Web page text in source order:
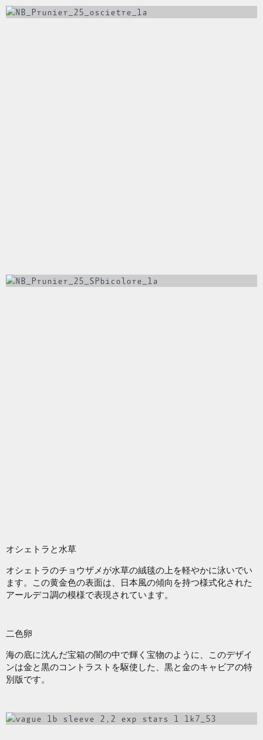
オシェトラと水草
オシェトラのチョウザメが水草の絨毯の上を軽やかに泳いでい
ます。この黄金色の表面は、日本風の傾向を持つ様式化された
アールデコ調の模様で表現されています。
二色卵
海の底に沈んだ宝箱の闇の中で輝く宝物のように、このデザイ
ンは金と黒のコントラストを駆使した、黒と金のキャビアの特
別版です。